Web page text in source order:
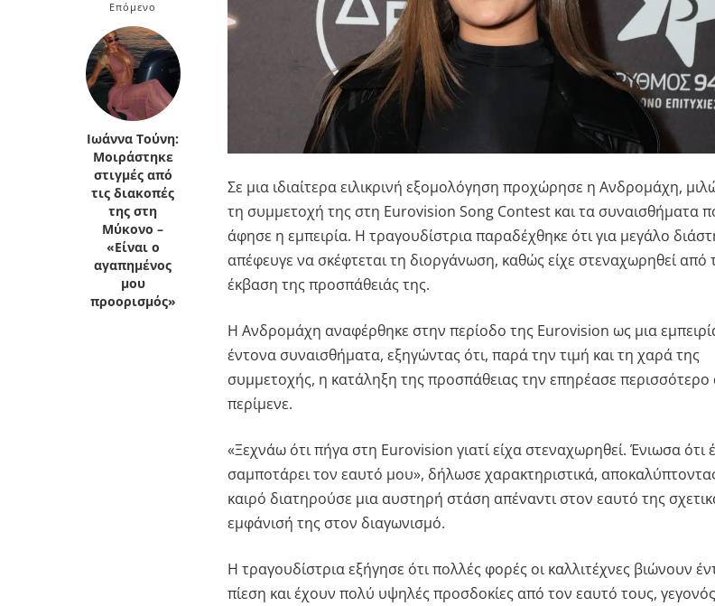
Κρήτη
Κυκλάδες
Πελοπόννησος
Πελοπόννησος
Επόμενο
Ιωάννα Τούνη:
Μοιράστηκε
στιγμές από
τις διακοπές
της στη
Μύκονο –
«Είναι ο
αγαπημένος
μου
προορισμός»
Σε μια ιδιαίτερα ειλικρινή εξομολόγηση προχώρησε η Ανδρομάχη,
τη συμμετοχή της στη Eurovision Song Contest και τα συναισθήματα
άφησε η εμπειρία. Η τραγουδίστρια παραδέχθηκε ότι για μεγάλο
απέφευγε να σκέφτεται τη διοργάνωση, καθώς είχε στεναχωρηθεί από
έκβαση της προσπάθειάς της.
Η Ανδρομάχη αναφέρθηκε στην περίοδο της Eurovision ως μια
έντονα συναισθήματα, εξηγώντας ότι, παρά την τιμή και τη χαρά της
συμμετοχής, η κατάληξη της προσπάθειας την επηρέασε περισσότερο
περίμενε.
«Ξεχνάω ότι πήγα στη Eurovision γιατί είχα στεναχωρηθεί. Ένιωσα ότι
σαμποτάρει τον εαυτό μου», δήλωσε χαρακτηριστικά,
καιρό διατηρούσε μια αυστηρή στάση απέναντι στον εαυτό της
εμφάνισή της στον διαγωνισμό.
Η τραγουδίστρια εξήγησε ότι πολλές φορές οι καλλιτέχνες βιώνουν
πίεση και έχουν πολύ υψηλές προσδοκίες από τον εαυτό τους,